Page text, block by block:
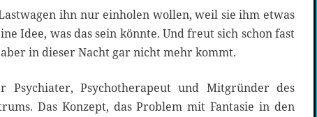
ihn nur einholen wollen, weil sie ihm etwas
Idee, was das sein könnte. Und freut sich schon fast
in dieser Nacht gar nicht mehr kommt.
Psychiater, Psychotherapeut und Mitgründer des
Das Konzept, das Problem mit Fantasie in den